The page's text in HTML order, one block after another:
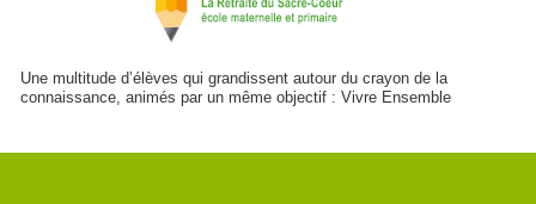
Une multitude d’élèves qui grandissent autour du crayon de la
connaissance, animés par un même objectif : Vivre Ensemble